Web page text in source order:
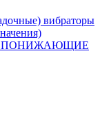
вибраторы
ПОНИЖАЮЩИЕ